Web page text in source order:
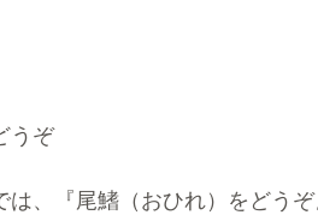
うぞ
は、『尾鰭（おひれ）をどう